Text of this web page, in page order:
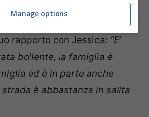
questa situazione
rapporto con Jessica: “E’
bollente, la famiglia è
ed è in parte anche
è abbastanza in salita
Manage options